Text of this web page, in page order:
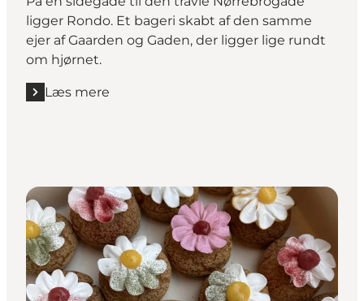
ligger Rondo. Et bageri skabt af den samme
ejer af Gaarden og Gaden, der ligger lige rundt
om hjørnet.
Læs mere
Læs mere "Rondo"